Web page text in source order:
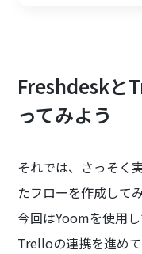
Freshdeskと
ってみよう
それでは、さっそく
たフローを作成して
今回はYoomを使用
Trelloの連携を進めて